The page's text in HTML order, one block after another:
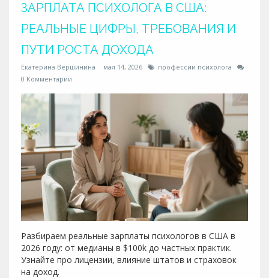
ЗАРПЛАТА ПСИХОЛОГА В США:
РЕАЛЬНЫЕ ЦИФРЫ, ТРЕБОВАНИЯ И
ПУТИ РОСТА ДОХОДА
Екатерина Вершинина мая 14, 2026
профессии психолога
0 Комментарии
Разбираем реальные зарплаты психологов в США в
2026 году: от медианы в $100k до частных практик.
Узнайте про лицензии, влияние штатов и страховок
на доход.